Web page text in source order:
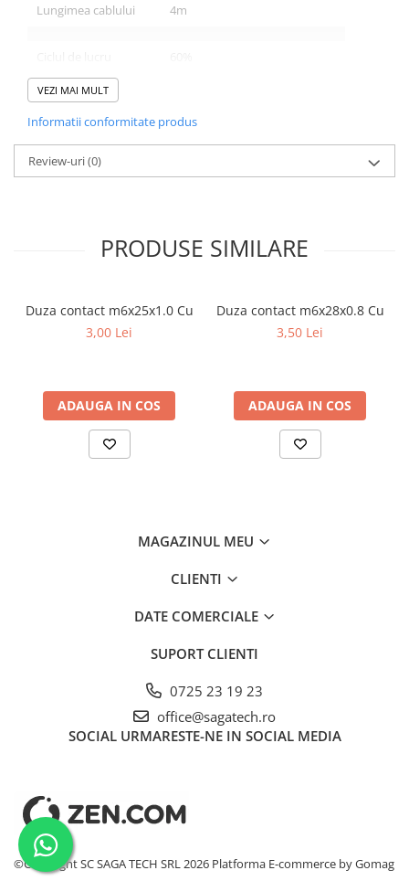
Lungimea cablului
4m
Puterea nominala AC
Puterea nominala DC
240A
VEZI MAI MULT
Informatii conformitate produs
Review-uri(0)
PRODUSE SIMILARE
Duza contact m6x25x1.0 Cu
3,00 Lei
ADAUGA IN COS
Duza contact m6x28x0.8 Cu
3,50 Lei
ADAUGA IN COS
MAGAZINUL MEU
CLIENTI
DATE COMERCIALE
SUPORT CLIENTI
0725 23 19 23
office@sagatech.ro
SOCIAL URMARESTE-NE IN SOCIAL MEDIA
©Copyright SC SAGA TECH SRL 2026 Platforma E-commerce by Gomag